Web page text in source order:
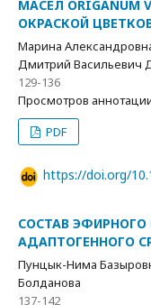
МАСЕЛ ORIGANUM
ОКРАСКОЙ
Марина
Дмитрий Васильевич
129-136
Просмотров
PDF
https://doi.org/
СОСТАВ
АДАПТОГЕННОГО
Пунцык-Нима
Болданова
137-142